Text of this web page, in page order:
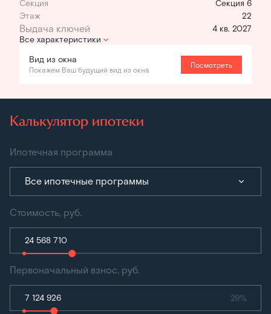
Секция
Секция 6
Этаж
22
4 кв. 2027
Все характеристики
Вид из окна
Покажем Ваш будущий вид из окна
Посмотреть
Калькулятор ипотеки
Ипотечная программа
Все ипотечные программы
Стоимость, руб.
Первоначальный взнос, руб.
29%